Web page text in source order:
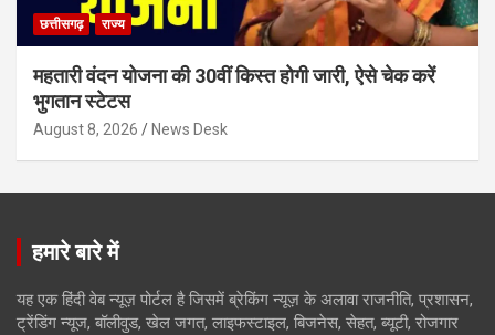
छत्तीसगढ़ राज्य
महतारी वंदन योजना की 30वीं किस्त होगी जारी, ऐसे चेक करें
भुगतान स्टेटस
August 8, 2026 News Desk
हमारे बारे में
यह एक हिंदी वेब न्यूज़ पोर्टल है जिसमें ब्रेकिंग न्यूज़ के अलावा राजनीति, प्रशासन,
ट्रेंडिंग न्यूज, बॉलीवुड, खेल जगत, लाइफस्टाइल, बिजनेस, सेहत, ब्यूटी, रोजगार